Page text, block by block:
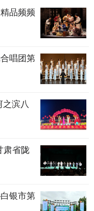
品频频
唱团第
之滨八
肃省陇
银市第